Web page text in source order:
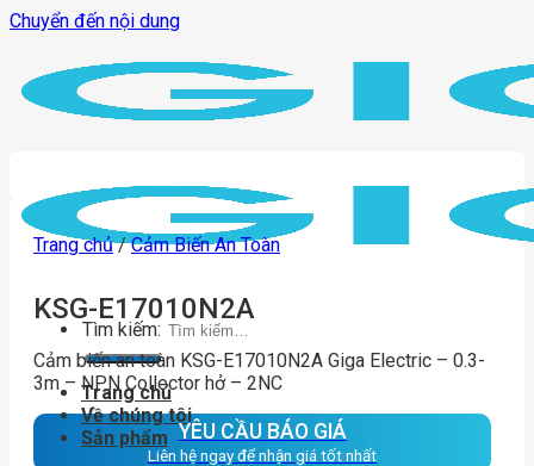
Chuyển đến nội dung
Tìm kiếm:
Trang chủ
Về chúng tôi
Sản phẩm
Trang chủ / Cảm Biến An Toàn
KSG-E17010N2A
Cảm biến an toàn KSG-E17010N2A Giga Electric – 0.3-
3m – NPN Collector hở – 2NC
YÊU CẦU BÁO GIÁ
Liên hệ ngay để nhận giá tốt nhất